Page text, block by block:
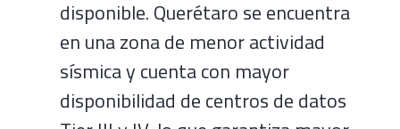
disponible. Querétaro se encuentra
en una zona de menor actividad
sísmica y cuenta con mayor
disponibilidad de centros de datos